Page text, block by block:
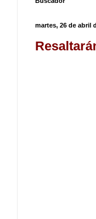
martes, 26 de abril